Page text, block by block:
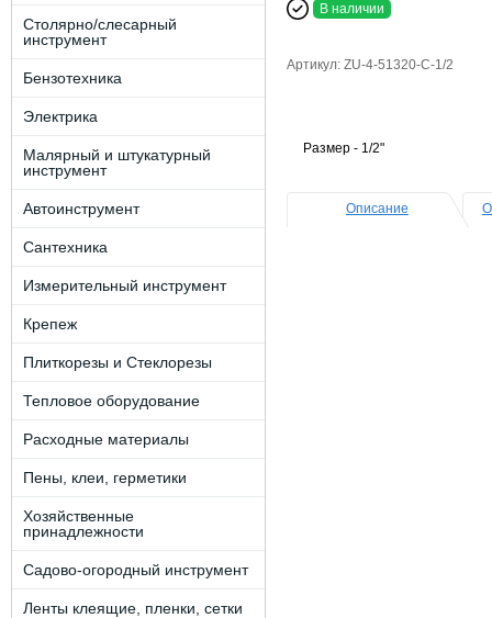
Столярно/слесарный
инструмент
Бензотехника
Электрика
Малярный и штукатурный
инструмент
Автоинструмент
Сантехника
Измерительный инструмент
Крепеж
Плиткорезы и Стеклорезы
Тепловое оборудование
Расходные материалы
Пены, клеи, герметики
Хозяйственные
принадлежности
Садово-огородный инструмент
Ленты клеящие, пленки, сетки
В наличии
Артикул: ZU-4-51320-C-1/2
Размер - 1/2"
Описание